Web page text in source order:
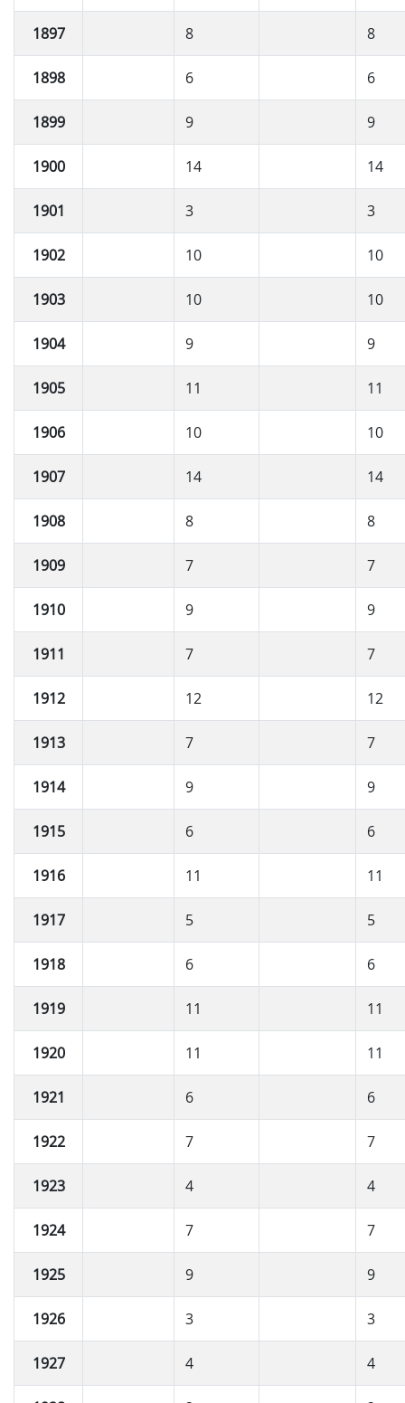
1897 8 8
1898 6 6
1899 9 9
1900 14 14
1901 3 3
1902 10 10
1903 10 10
1904 9 9
1905 11 11
1906 10 10
1907 14 14
1908 8 8
1909 7 7
1910 9 9
1911 7 7
1912 12 12
1913 7 7
1914 9 9
1915 6 6
1916 11 11
1917 5 5
1918 6 6
1919 11 11
1920 11 11
1921 6 6
1922 7 7
1923 4 4
1924 7 7
1925 9 9
1926 3 3
1927 4 4